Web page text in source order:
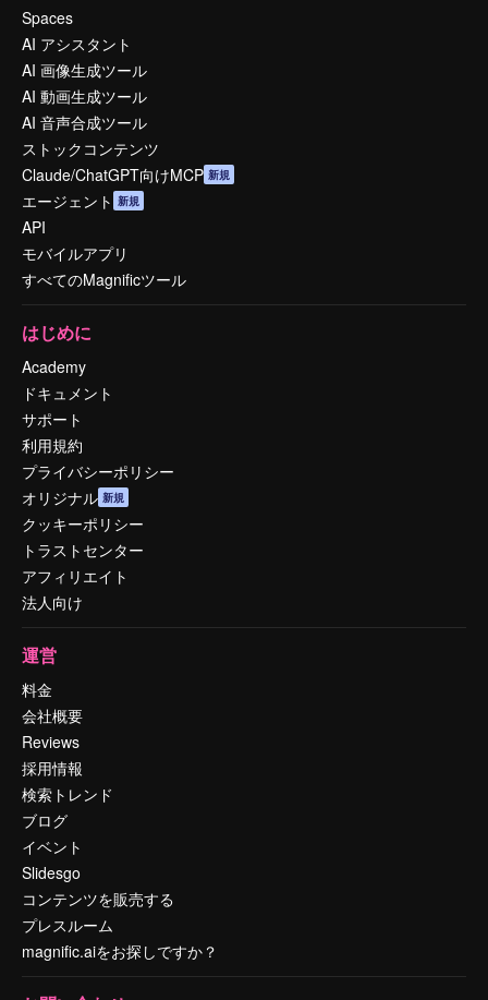
Spaces
AI アシスタント
AI 画像生成ツール
AI 動画生成ツール
AI 音声合成ツール
ストックコンテンツ
Claude/ChatGPT向けMCP 新規
エージェント 新規
API
モバイルアプリ
すべてのMagnificツール
はじめに
Academy
ドキュメント
サポート
利用規約
プライバシーポリシー
オリジナル 新規
クッキーポリシー
トラストセンター
アフィリエイト
法人向け
運営
料金
会社概要
Reviews
採用情報
検索トレンド
ブログ
イベント
Slidesgo
コンテンツを販売する
プレスルーム
magnific.aiをお探しですか？